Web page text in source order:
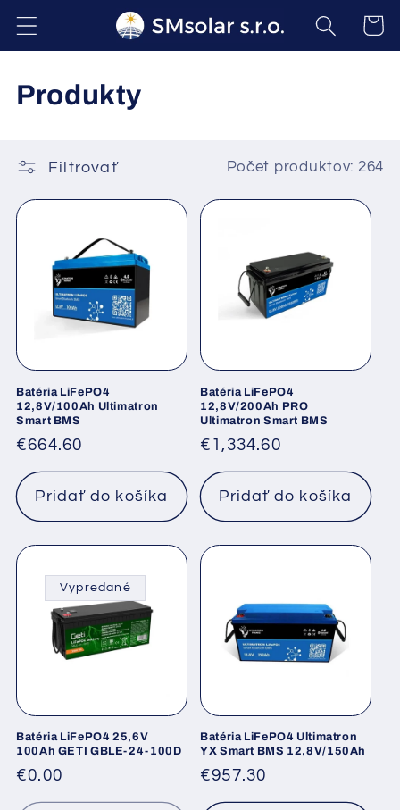
na
Košík
K
l
e
a
:
Produkty
Filtrovať Počet produktov: 264
Batéria LiFePO4
12,8V/100Ah Ultimatron
Smart BMS
Normálna
cena
€664.60
Pridať do košíka
Batéria LiFePO4
12,8V/200Ah PRO
Ultimatron Smart BMS
Normálna
cena
€1,334.60
Pridať do košíka
Vypredané
Batéria LiFePO4 25,6V
100Ah GETI GBLE-24-100D
Normálna
cena
€0.00
Batéria LiFePO4 Ultimatron
YX Smart BMS 12,8V/150Ah
Normálna
cena
€957.30